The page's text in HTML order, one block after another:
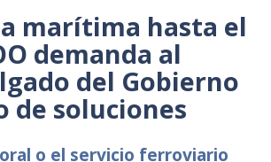
marítima hasta el
demanda al
del Gobierno
de soluciones
o el servicio ferroviario